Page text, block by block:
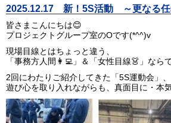
2025.12.17 新！5S活動 ～更なる
皆さまこんにちは😊
プロジェクトグループ室のOです(*^^)v
現場目線とはちょっと違う、
「事務方人間👩‍💻」＆「女性目線👗」な
2回にわたりご紹介してきた「5S運動会」
遊び心を取り入れながらも、真面目に・本